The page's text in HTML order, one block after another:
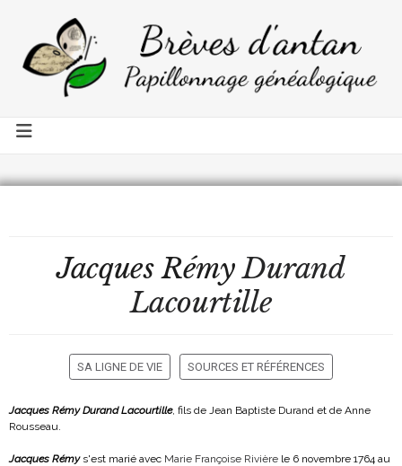
Jacques RémyDurand
Lacourtille
SA LIGNE DE VIE SOURCES ET RÉFÉRENCES
Jacques Rémy Durand Lacourtille, fils de Jean Baptiste Durand et de Anne
Rousseau.
Jacques Rémys'est marié avec Marie Françoise Rivière le 6 novembre 1764 au